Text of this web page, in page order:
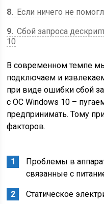
8
Если ничего не
9 Cбой запроса
10
В современном темпе
подключаем и
при виде ошибки сбой
с ОС Windows 10 –
предпринимать. Тому
факторов.
Проблемы в
связанные с
Статическое